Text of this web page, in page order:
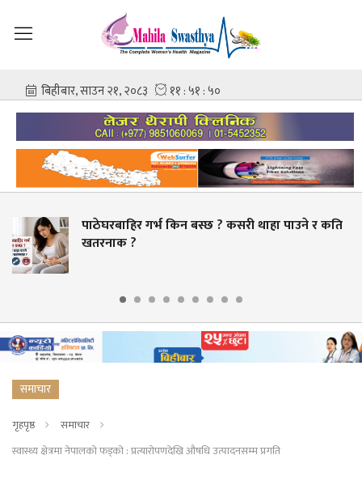
गर्भ किन बस्छ ? कसरी थाहा पाउने र कति
?
समाचार
गृहपृष्ठ
समाचार
स्वास्थ्य क्षेत्रमा नेपालको फड्को : प्रत्यारोपणदेखि औषधि उत्पादनसम्म प्रगति